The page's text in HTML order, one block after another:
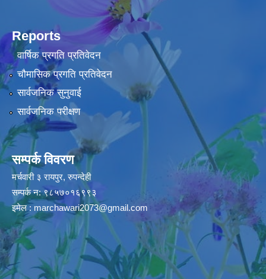
Reports
वार्षिक प्रगति प्रतिवेदन
चौमासिक प्रगति प्रतिवेदन
सार्वजनिक सुनुवाई
सार्वजनिक परीक्षण
सम्पर्क विवरण
मर्चवारी ३ रायपुर, रुपन्देही
सम्पर्क न: ९८५७०१६९९३
इमेल : marchawari2073@gmail.com